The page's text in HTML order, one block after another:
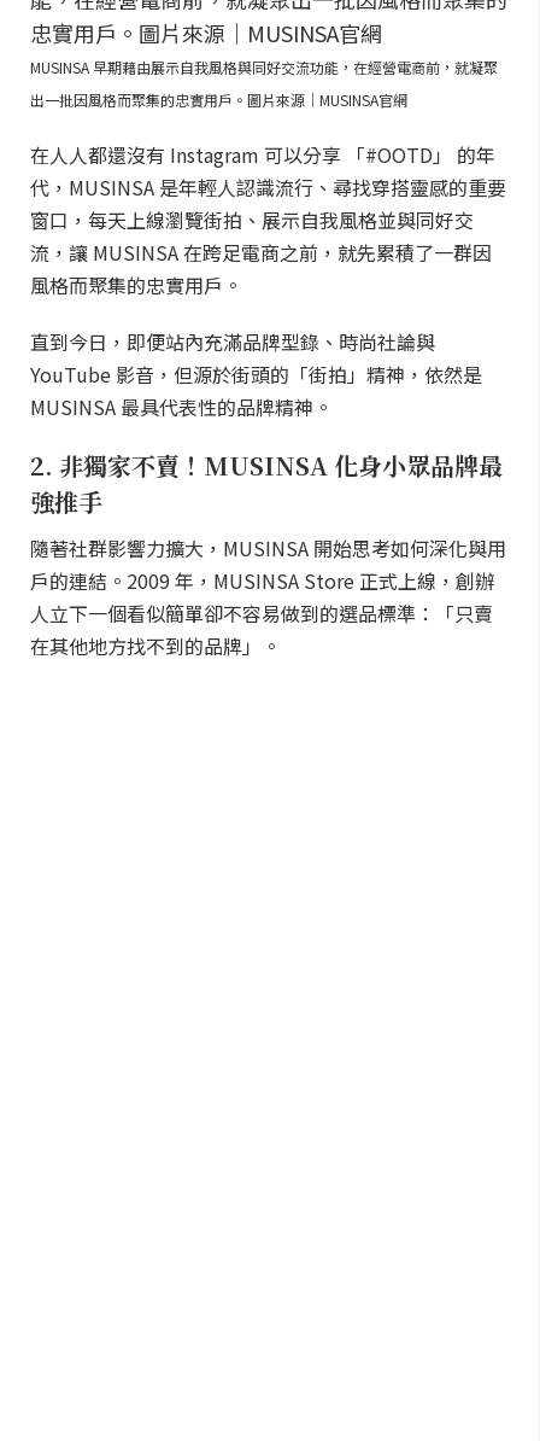
MUSINSA 早期藉由展示自我風格與同好交流功能，在經營電商前，就凝聚
出一批因風格而聚集的忠實用戶。圖片來源｜MUSINSA官網
在人人都還沒有 Instagram 可以分享 「#OOTD」 的年
代，MUSINSA 是年輕人認識流行、尋找穿搭靈感的重要
窗口，每天上線瀏覽街拍、展示自我風格並與同好交
流，讓 MUSINSA 在跨足電商之前，就先累積了一群因
風格而聚集的忠實用戶。
直到今日，即便站內充滿品牌型錄、時尚社論與
YouTube 影音，但源於街頭的「街拍」精神，依然是
MUSINSA 最具代表性的品牌精神。
2. 非獨家不賣！MUSINSA 化身小眾品牌最
強推手
隨著社群影響力擴大，MUSINSA 開始思考如何深化與用
戶的連結。2009 年，MUSINSA Store 正式上線，創辦
人立下一個看似簡單卻不容易做到的選品標準：「只賣
在其他地方找不到的品牌」。